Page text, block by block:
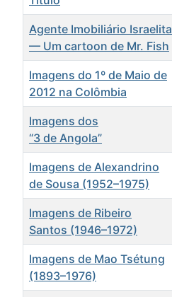
Agente Imobiliário Israelita
— Um cartoon de Mr. Fish
Imagens do 1º de Maio de
2012 na Colômbia
Imagens dos
“3 de Angola”
Imagens de Alexandrino
de Sousa (1952–1975)
Imagens de Ribeiro
Santos (1946–1972)
Imagens de Mao Tsétung
(1893–1976)